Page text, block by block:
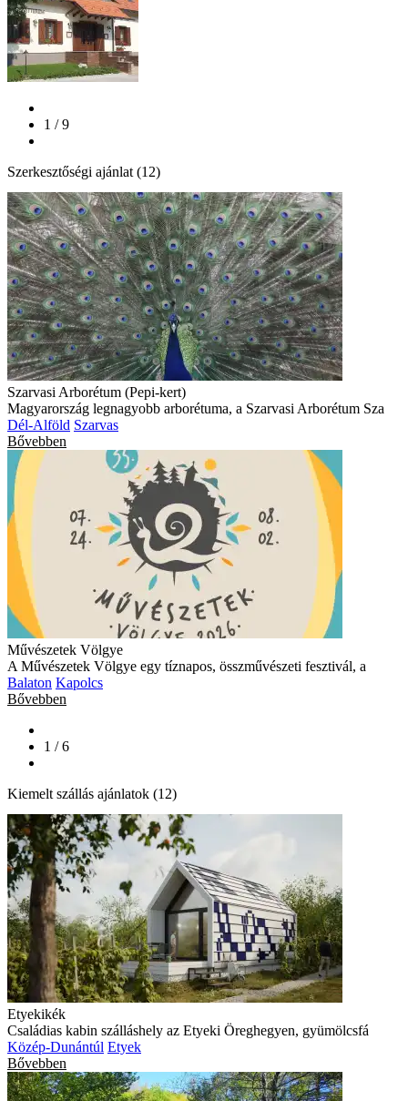
1 / 9
Szerkesztőségi ajánlat (12)
Szarvasi Arborétum (Pepi-kert)
Magyarország legnagyobb arborétuma, a Szarvasi Arborétum Sza
Dél-Alföld Szarvas
Bővebben
Művészetek Völgye
A Művészetek Völgye egy tíznapos, összművészeti fesztivál, a
Balaton Kapolcs
Bővebben
1 / 6
Kiemelt szállás ajánlatok (12)
Etyekikék
Családias kabin szálláshely az Etyeki Öreghegyen, gyümölcsfá
Közép-Dunántúl Etyek
Bővebben